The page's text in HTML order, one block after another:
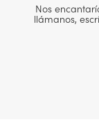
Nos
llámanos,